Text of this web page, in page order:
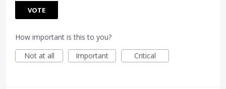
VOTE
How important is this to you?
Not at all
Important Critical